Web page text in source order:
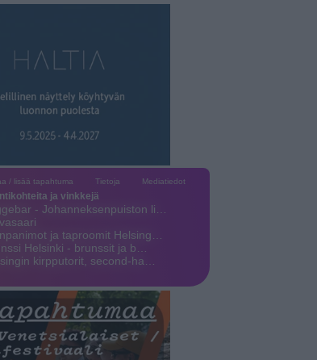
/ lisää tapahtuma Tietoja Mediatiedot
ja vinkkejä
- Johanneksenpuiston li…
ja taproomit Helsing…
Helsinki - brunssit ja b…
kirpputorit, second-ha…